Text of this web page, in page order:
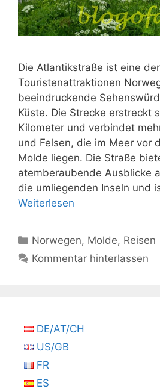
Die Atlantikstraße ist eine
Touristenattraktionen
beeindruckende
Küste. Die Strecke erstreckt
Kilometer und verbindet
und Felsen, die im Meer vor
Molde liegen. Die Straße
atemberaubende Ausblicke
die umliegenden Inseln und
Weiterlesen
Kategorien
Norwegen, Molde, Reisen
Kommentar hinterlassen
DE/AT/CH
US/GB
FR
ES